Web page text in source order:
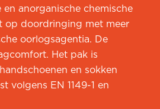
anorganische chemische
op doordringing met meer
oorlogsagentia. De
Het pak is
en sokken
volgens EN 1149-1 en